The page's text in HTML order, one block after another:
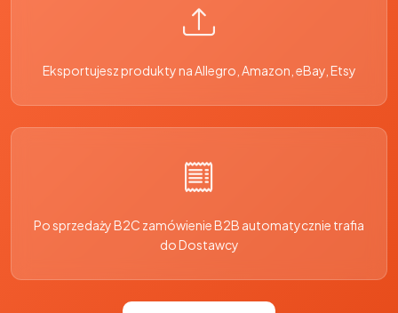
Eksportujesz produkty na Allegro, Amazon, eBay, Etsy
Po sprzedaży B2C zamówienie B2B automatycznie trafia
do Dostawcy